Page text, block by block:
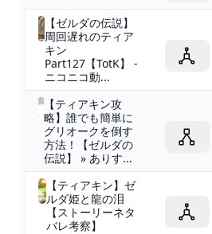
【ゼルダの伝説】
周回遅れのティア
キン
Part127【TotK】 -
ニコニコ動...
【ティアキン攻
略】誰でも簡単に
グリオークを倒す
方法！【ゼルダの
伝説】 » ありす...
【ティアキン】ゼ
ルダ姫と龍の泪
【ストーリーネタ
バレ考察】